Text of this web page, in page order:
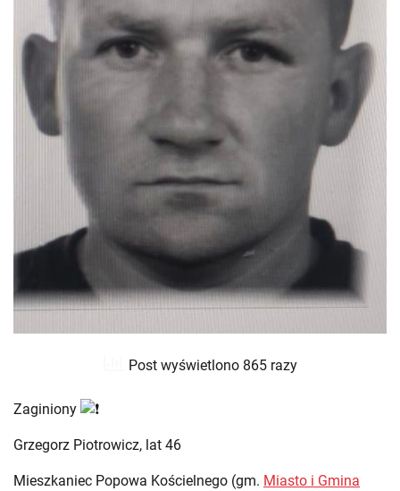
Post wyświetlono 865 razy
Zaginiony
Grzegorz Piotrowicz, lat 46
Mieszkaniec Popowa Kościelnego (gm. Miasto i Gmina